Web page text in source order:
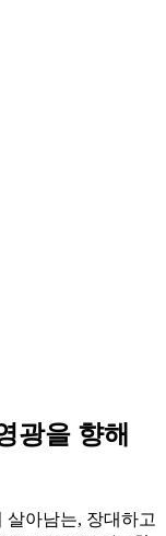
광을 향해
살아남는, 장대하고